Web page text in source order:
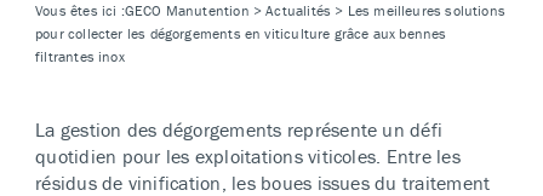
Vous êtes ici :GECO Manutention >Actualités > Les meilleures solutions
pour collecter les dégorgements en viticulture grâce aux bennes
filtrantes inox
La gestion des dégorgements représente un défi
quotidien pour les exploitations viticoles. Entre les
résidus de vinification, les boues issues du traitement